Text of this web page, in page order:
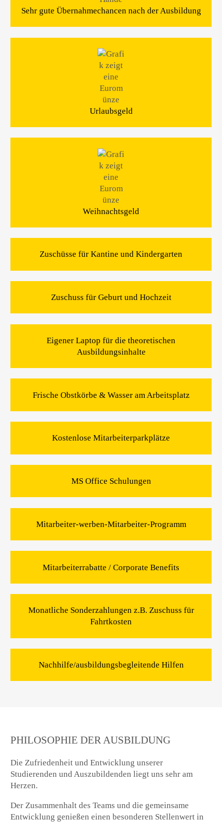
Sehr gute Übernahmechancen nach der Ausbildung
Urlaubsgeld
Weihnachtsgeld
Zuschüsse für Kantine und Kindergarten
Zuschuss für Geburt und Hochzeit
Eigener Laptop für die theoretischen
Ausbildungsinhalte
Frische Obstkörbe & Wasser am Arbeitsplatz
Kostenlose Mitarbeiterparkplätze
MS Office Schulungen
Mitarbeiter-werben-Mitarbeiter-Programm
Mitarbeiterrabatte / Corporate Benefits
Monatliche Sonderzahlungen z.B. Zuschuss für
Fahrtkosten
Nachhilfe/ausbildungsbegleitende Hilfen
PHILOSOPHIE DER AUSBILDUNG
Die Zufriedenheit und Entwicklung unserer
Studierenden und Auszubildenden liegt uns sehr am
Herzen.
Der Zusammenhalt des Teams und die gemeinsame
Entwicklung genießen einen besonderen Stellenwert in